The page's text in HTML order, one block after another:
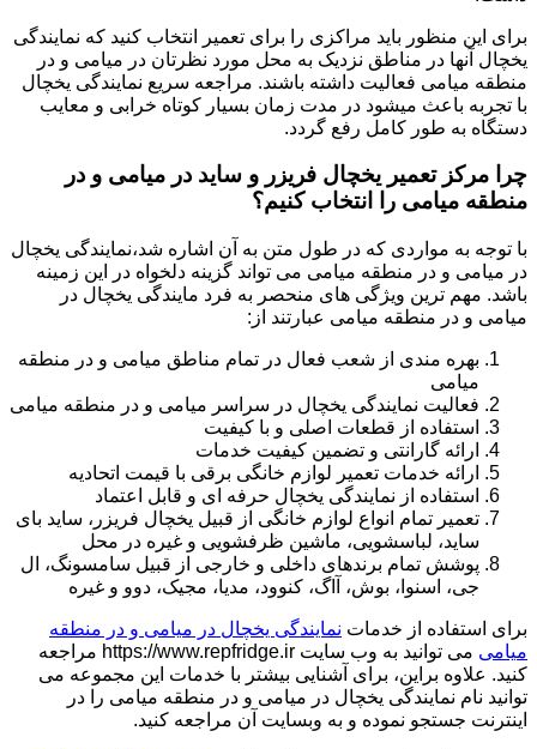
برای این منظور باید مراکزی را برای تعمیر انتخاب کنید که نمایندگی
یخچال آنها در مناطق نزدیک به محل مورد نظرتان در میامی و در
منطقه میامی فعالیت داشته باشند. مراجعه سریع نمایندگی یخچال
با تجربه باعث میشود در مدت زمان بسیار کوتاه خرابی و معایب
دستگاه به طور کامل رفع گردد.
چرا مرکز تعمیر یخچال فریزر و ساید در میامی و در
منطقه میامی را انتخاب کنیم؟
با توجه به مواردی که در طول متن به آن اشاره شد،نمایندگی یخچال
در میامی و در منطقه میامی می تواند گزینه دلخواه در این زمینه
باشد. مهم ترین ویژگی های منحصر به فرد مایندگی یخچال در
میامی و در منطقه میامی عبارتند از:
بهره مندی از شعب فعال در تمام مناطق میامی و در منطقه
میامی
فعالیت نمایندگی یخچال در سراسر میامی و در منطقه میامی
استفاده از قطعات اصلی و با کیفیت
ارائه گارانتی و تضمین کیفیت خدمات
ارائه خدمات تعمیر لوازم خانگی برقی با قیمت اتحادیه
استفاده از نمایندگی یخچال حرفه ای و قابل اعتماد
تعمیر تمام انواع لوازم خانگی از قبیل یخچال فریزر، ساید بای
ساید، لباسشویی، ماشین ظرفشویی و غیره در محل
پوشش تمام برندهای داخلی و خارجی از قبیل سامسونگ، ال
جی، اسنوا، بوش، آاگ، کنوود، مدیا، مجیک، دوو و غیره
برای استفاده از خدمات نمایندگی یخچال در میامی و در منطقه
میامی
می توانید به وب سایت https://www.repfridge.ir مراجعه
کنید. علاوه براین، برای آشنایی بیشتر با خدمات این مجموعه می
توانید نام نمایندگی یخچال در میامی و در منطقه میامی را در
اینترنت جستجو نموده و به وبسایت آن مراجعه کنید.